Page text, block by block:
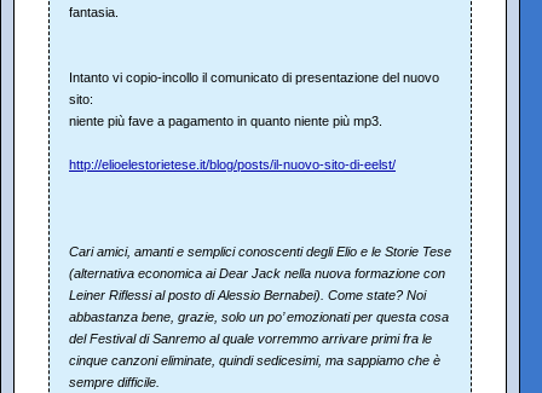
fantasia.
Intanto vi copio-incollo il comunicato di presentazione del nuovo
sito:
niente più fave a pagamento in quanto niente più mp3.
http://elioelestorietese.it/blog/posts/il-nuovo-sito-di-eelst/
Cari amici, amanti e semplici conoscenti degli Elio e le Storie Tese
(alternativa economica ai Dear Jack nella nuova formazione con
Leiner Riflessi al posto di Alessio Bernabei). Come state? Noi
abbastanza bene, grazie, solo un po’ emozionati per questa cosa
del Festival di Sanremo al quale vorremmo arrivare primi fra le
cinque canzoni eliminate, quindi sedicesimi, ma sappiamo che è
sempre difficile.